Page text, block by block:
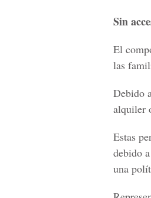
Sin
El
las
Debido
alquiler
Estas
debido
una